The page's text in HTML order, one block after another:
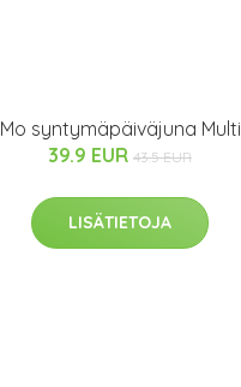
Mo syntymäpäiväjuna Multi
39.9 EUR 43.5 EUR
LISÄTIETOJA